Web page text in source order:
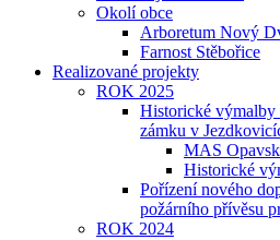
Okolí obce
Arboretum Nový
Farnost Stěbořice
Realizované projekty
ROK 2025
Historické výmalby
zámku v
MAS
Historické
Pořízení nového
požárního přívěsu
ROK 2024